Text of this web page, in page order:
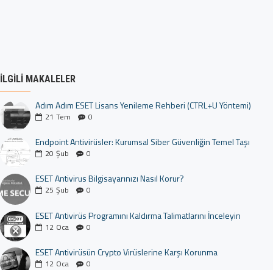
İLGILI MAKALELER
Adım Adım ESET Lisans Yenileme Rehberi (CTRL+U Yöntemi)
21 Tem 0
Endpoint Antivirüsler: Kurumsal Siber Güvenliğin Temel Taşı
20 Şub 0
ESET Antivirus Bilgisayarınızı Nasıl Korur?
25 Şub 0
ESET Antivirüs Programını Kaldırma Talimatlarını İnceleyin
12 Oca 0
ESET Antivirüsün Crypto Virüslerine Karşı Korunma
12 Oca 0